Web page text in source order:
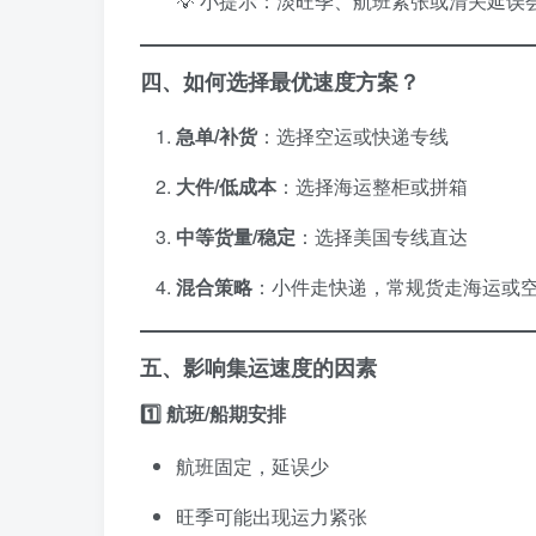
四、如何选择最优速度方案？
急单/补货：选择空运或快递专线
大件/低成本：选择海运整柜或拼箱
中等货量/稳定 ：选择美国专线直达
混合策略 ：小件走快递，常规货走海运或
五、影响集运速度的因素
1️⃣ 航班/船期安排
航班固定，延误少
旺季可能出现运力紧张